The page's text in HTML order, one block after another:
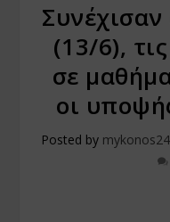
(13/6),
σε
οι
Posted by